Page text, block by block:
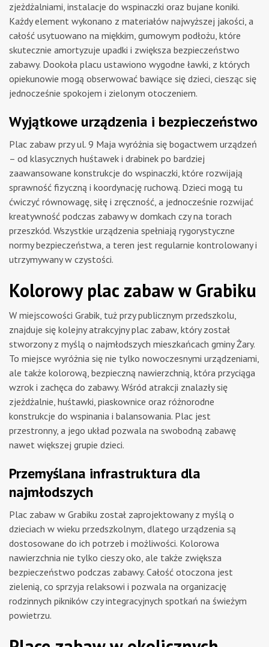
zjeżdżalniami, instalacje do wspinaczki oraz bujane koniki.
Każdy element wykonano z materiałów najwyższej jakości, a
całość usytuowano na miękkim, gumowym podłożu, które
skutecznie amortyzuje upadki i zwiększa bezpieczeństwo
zabawy. Dookoła placu ustawiono wygodne ławki, z których
opiekunowie mogą obserwować bawiące się dzieci, ciesząc się
jednocześnie spokojem i zielonym otoczeniem.
Wyjątkowe urządzenia i bezpieczeństwo
Plac zabaw przy ul. 9 Maja wyróżnia się bogactwem urządzeń
– od klasycznych huśtawek i drabinek po bardziej
zaawansowane konstrukcje do wspinaczki, które rozwijają
sprawność fizyczną i koordynację ruchową. Dzieci mogą tu
ćwiczyć równowagę, siłę i zręczność, a jednocześnie rozwijać
kreatywność podczas zabawy w domkach czy na torach
przeszkód. Wszystkie urządzenia spełniają rygorystyczne
normy bezpieczeństwa, a teren jest regularnie kontrolowany i
utrzymywany w czystości.
Kolorowy plac zabaw w Grabiku
W miejscowości Grabik, tuż przy publicznym przedszkolu,
znajduje się kolejny atrakcyjny plac zabaw, który został
stworzony z myślą o najmłodszych mieszkańcach gminy Żary.
To miejsce wyróżnia się nie tylko nowoczesnymi urządzeniami,
ale także kolorową, bezpieczną nawierzchnią, która przyciąga
wzrok i zachęca do zabawy. Wśród atrakcji znalazły się
zjeżdżalnie, huśtawki, piaskownice oraz różnorodne
konstrukcje do wspinania i balansowania. Plac jest
przestronny, a jego układ pozwala na swobodną zabawę
nawet większej grupie dzieci.
Przemyślana infrastruktura dla
najmłodszych
Plac zabaw w Grabiku został zaprojektowany z myślą o
dzieciach w wieku przedszkolnym, dlatego urządzenia są
dostosowane do ich potrzeb i możliwości. Kolorowa
nawierzchnia nie tylko cieszy oko, ale także zwiększa
bezpieczeństwo podczas zabawy. Całość otoczona jest
zielenią, co sprzyja relaksowi i pozwala na organizację
rodzinnych pikników czy integracyjnych spotkań na świeżym
powietrzu.